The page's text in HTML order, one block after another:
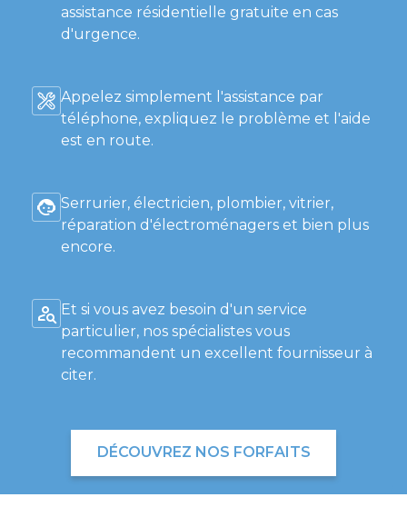
assistance résidentielle gratuite en cas
d'urgence.
Appelez simplement l'assistance par
téléphone, expliquez le problème et l'aide
est en route.
Serrurier, électricien, plombier, vitrier,
réparation d'électroménagers et bien plus
encore.
Et si vous avez besoin d'un service
particulier, nos spécialistes vous
recommandent un excellent fournisseur à
citer.
DÉCOUVREZ NOS FORFAITS